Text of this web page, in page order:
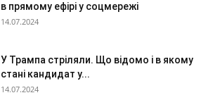
в прямому ефірі у соцмережі
14.07.2024
У Трампа стріляли. Що відомо і в якому
стані кандидат у...
14.07.2024